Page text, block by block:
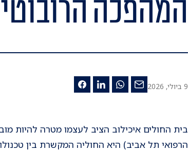
המהפכה
9 ביולי, 2026
בית החולים איכילוב הציב לעצמו מטרה להיות
הרפואי תל אביב) היא החוליה המקשרת בין